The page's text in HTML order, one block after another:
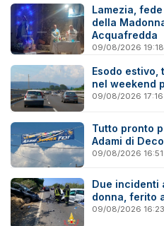
Lamezia,
della
Acquafredda
09/08/2026 19:18
Esodo
nel weekend
09/08/2026 17:16
Tutto pronto
Adami di
09/08/2026 16:51
Due incidenti
donna, ferito
09/08/2026 16:23